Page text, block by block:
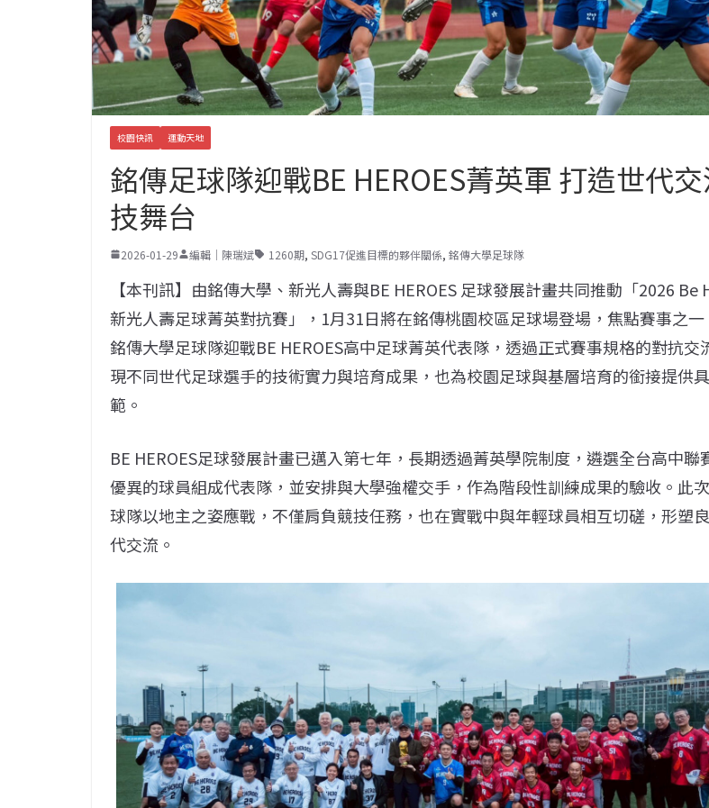
校園快訊 運動天地
銘傳足球隊迎戰BE HEROES菁英軍 打造世代
技舞台
2026-01-29 編輯｜陳瑞斌 1260期, SDG17促進目標的夥伴關係, 銘傳大學足球隊
【本刊訊】由銘傳大學、新光人壽與BE HEROES 足球發展計畫共同推動「2026 Be
新光人壽足球菁英對抗賽」，1月31日將在銘傳桃園校區足球場登場，焦點賽事之一
銘傳大學足球隊迎戰BE HEROES高中足球菁英代表隊，透過正式賽事規格的對抗交
現不同世代足球選手的技術實力與培育成果，也為校園足球與基層培育的銜接提供
範。
BE HEROES足球發展計畫已邁入第七年，長期透過菁英學院制度，遴選全台高中聯
優異的球員組成代表隊，並安排與大學強權交手，作為階段性訓練成果的驗收。此
球隊以地主之姿應戰，不僅肩負競技任務，也在實戰中與年輕球員相互切磋，形塑
代交流。